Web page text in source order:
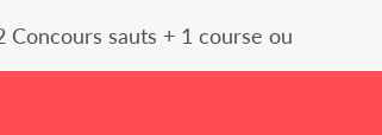
sauts + 1 course ou